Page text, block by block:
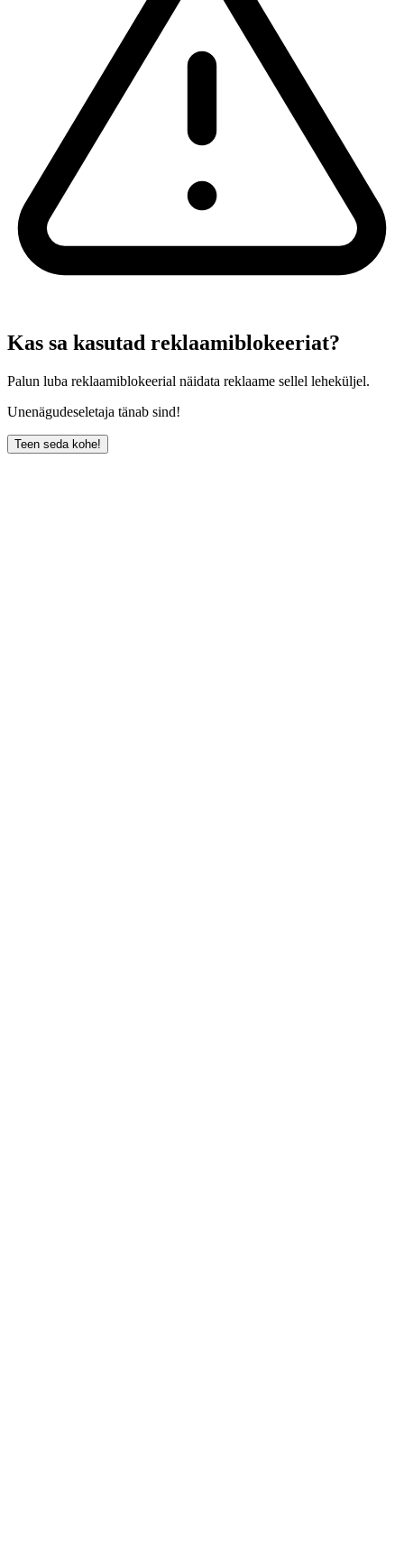
Kas sa kasutad reklaamiblokeeriat?
Palun luba reklaamiblokeerial näidata reklaame sellel leheküljel.
Unenägudeseletaja tänab sind!
Teen seda kohe!